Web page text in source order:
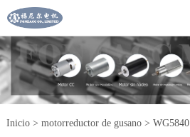
Inicio> motorreductor de gusano> WG5840